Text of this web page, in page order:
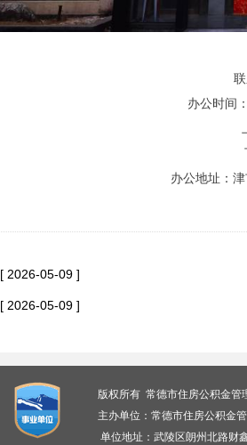
联系
办公时间：
下
办公地址：津
[ 2026-05-09 ]
[ 2026-05-09 ]
版权所有 常德市住房公积金
主办单位：常德市住房公积金
单位地址：武陵区朗州北路